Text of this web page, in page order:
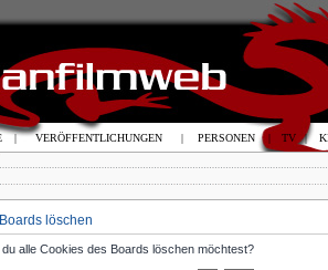
löschen
alle Cookies des Boards löschen möchtest?
| VERÖFFENTLICHUNGEN | PERSONEN | TV |